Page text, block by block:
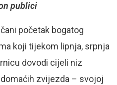
publici
početak bogatog
koji tijekom lipnja, srpnja
dovodi cijeli niz
zvijezda – svojoj